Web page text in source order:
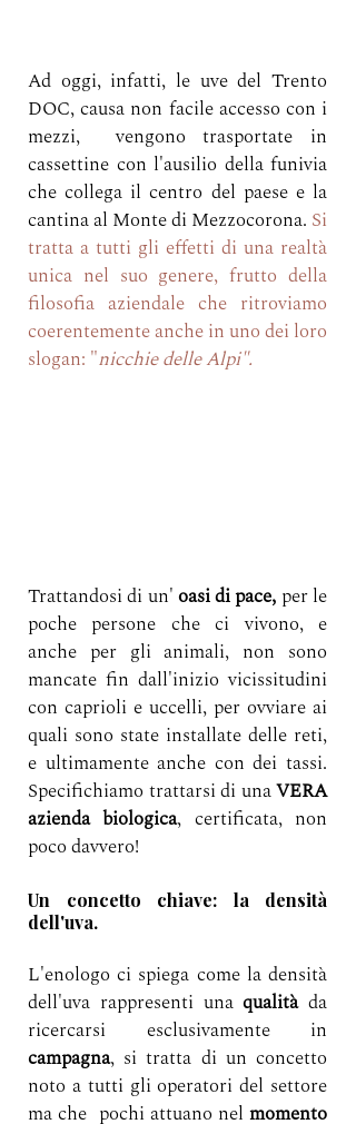
Ad oggi, infatti, le uve del Trento
DOC, causa non facile accesso con i
mezzi,  vengono trasportate in
cassettine con l'ausilio della funivia
che collega il centro del paese e la
cantina al Monte di Mezzocorona. Si
tratta a tutti gli effetti di una realtà
unica nel suo genere, frutto della
filosofia aziendale che ritroviamo
coerentemente anche in uno dei loro
slogan: "nicchie delle Alpi".
Trattandosi di un' oasi di pace, per le
poche persone che ci vivono, e
anche per gli animali, non sono
mancate fin dall'inizio vicissitudini
con caprioli e uccelli, per ovviare ai
quali sono state installate delle reti,
e ultimamente anche con dei tassi.
Specifichiamo trattarsi di una VERA
azienda biologica, certificata, non
poco davvero!
Un concetto chiave: la densità
dell'uva.
L'enologo ci spiega come la densità
dell'uva rappresenti una qualità da
campagna, si tratta di un concetto
noto a tutti gli operatori del settore
ma che  pochi attuano nel momento